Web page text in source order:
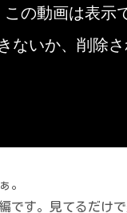
。
です。見てるだけで